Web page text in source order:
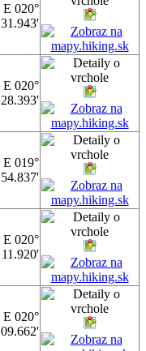
E 020°
31.943'
E 020°
28.393'
E 019°
54.837'
E 020°
11.920'
E 020°
09.662'